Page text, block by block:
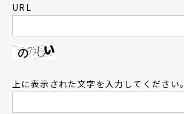
URL
上に表示された文字を入力してください。